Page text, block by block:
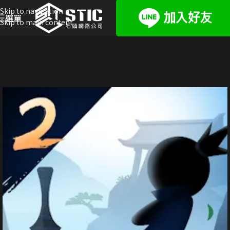
Skip to navigation
Skip to main content
選單